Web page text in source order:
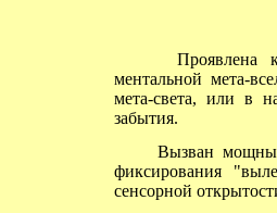
Проявлена
ментальной мета-
мета-света, или в
забытия.
Вызван мощный
фиксирования
сенсорной